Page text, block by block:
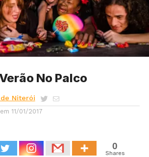
No Palco
Niterói
11/01/2017
0
Shares